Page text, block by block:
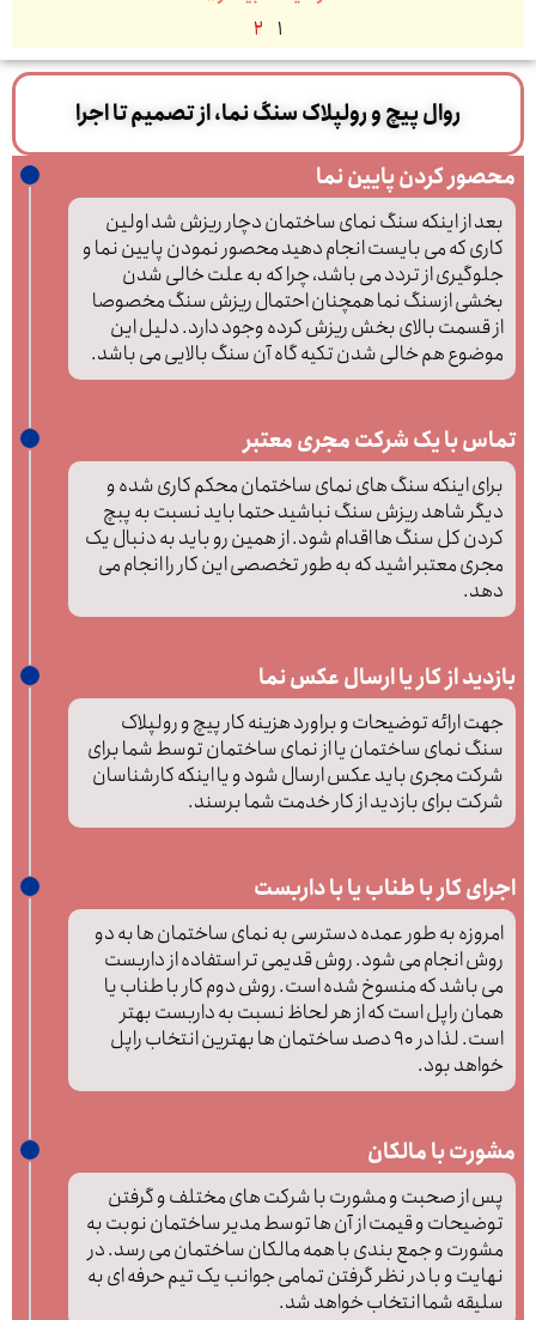
1
2
روال پیچ و رولپلاک سنگ نما، از تصمیم تا اجرا
محصور کردن پایین نما
بعد از اینکه سنگ نمای ساختمان دچار ریزش شد اولین
کاری که می بایست انجام دهید محصور نمودن پایین نما و
جلوگیری از تردد می باشد، چرا که به علت خالی شدن
بخشی ازسنگ نما همچنان احتمال ریزش سنگ مخصوصا
از قسمت بالای بخش ریزش کرده وجود دارد. دلیل این
موضوع هم خالی شدن تکیه گاه آن سنگ بالایی می باشد.
تماس با یک شرکت مجری معتبر
برای اینکه سنگ های نمای ساختمان محکم کاری شده و
دیگر شاهد ریزش سنگ نباشید حتما باید نسبت به پبچ
کردن کل سنگ ها اقدام شود. از همین رو باید به دنبال یک
مجری معتبر اشید که به طور تخصصی این کار را انجام می
دهد.
بازدید از کار یا ارسال عکس نما
جهت ارائه توضیحات و براورد هزینه کار پیچ و رولپلاک
سنگ نمای ساختمان یا از نمای ساختمان توسط شما برای
شرکت مجری باید عکس ارسال شود و یا اینکه کارشناسان
شرکت برای بازدید از کار خدمت شما برسند.
اجرای کار با طناب یا با داربست
امروزه به طور عمده دسترسی به نمای ساختمان ها به دو
روش انجام می شود. روش قدیمی تر استفاده از داربست
می باشد که منسوخ شده است. روش دوم کار با طناب یا
همان راپل است که از هر لحاظ نسبت به داربست بهتر
است. لذا در 90 دصد ساختمان ها بهترین انتخاب راپل
خواهد بود.
مشورت با مالکان
پس از صحبت و مشورت با شرکت های مختلف و گرفتن
توضیحات و قیمت از آن ها توسط مدیر ساختمان نوبت به
مشورت و جمع بندی با همه مالکان ساختمان می رسد. در
نهایت و با در نظر گرفتن تمامی جوانب یک تیم حرفه ای به
سلیقه شما انتخاب خواهد شد.